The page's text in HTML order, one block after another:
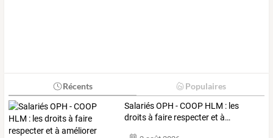
Récents Populaires
SalariésOPH -COOP HLM : les
droitsà faire respecteret à…